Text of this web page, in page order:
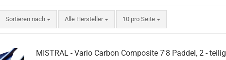
Sortieren nach
Sortieren nach Alle Hersteller 10 pro Seite
pro Seite
MISTRAL - Vario Carbon Composite 7'8 Paddel, 2 - teilig